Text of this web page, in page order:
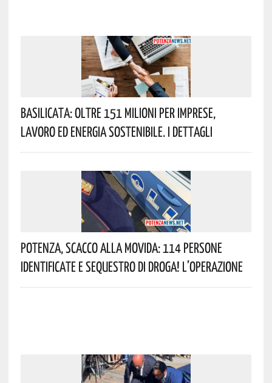
Basilicata: Oltre 151 Milioni Per Imprese,
Lavoro Ed Energia Sostenibile. I Dettagli
Potenza, Scacco Alla Movida: 114 Persone
Identificate E Sequestro Di Droga! L’operazione